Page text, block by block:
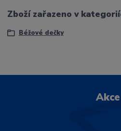
Zboží zařazeno v
Béžové dečky
Akce